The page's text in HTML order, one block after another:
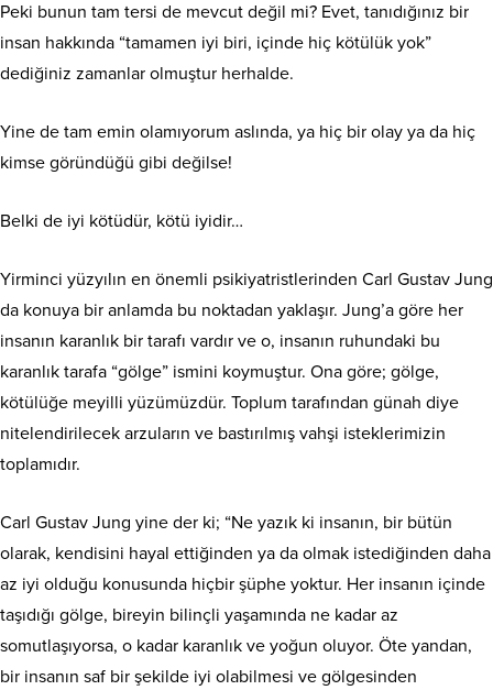
Peki bunun tam tersi de mevcut değil mi? Evet, tanıdığınız bir
insan hakkında “tamamen iyi biri, içinde hiç kötülük yok”
dediğiniz zamanlar olmuştur herhalde.
Yine de tam emin olamıyorum aslında, ya hiç bir olay ya da hiç
kimse göründüğü gibi değilse!
Belki de iyi kötüdür, kötü iyidir…
Yirminci yüzyılın en önemli psikiyatristlerinden Carl Gustav Jung
da konuya bir anlamda bu noktadan yaklaşır. Jung’a göre her
insanın karanlık bir tarafı vardır ve o, insanın ruhundaki bu
karanlık tarafa “gölge” ismini koymuştur. Ona göre; gölge,
kötülüğe meyilli yüzümüzdür. Toplum tarafından günah diye
nitelendirilecek arzuların ve bastırılmış vahşi isteklerimizin
toplamıdır.
Carl Gustav Jung yine der ki; “Ne yazık ki insanın, bir bütün
olarak, kendisini hayal ettiğinden ya da olmak istediğinden daha
az iyi olduğu konusunda hiçbir şüphe yoktur. Her insanın içinde
taşıdığı gölge, bireyin bilinçli yaşamında ne kadar az
somutlaşıyorsa, o kadar karanlık ve yoğun oluyor. Öte yandan,
bir insanın saf bir şekilde iyi olabilmesi ve gölgesinden